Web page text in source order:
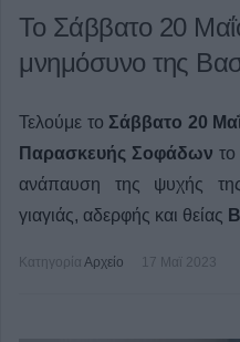
Το Σάββατο 20
μνημόσυνο της
Τελούμε το Σάββατο 20
Παρασκευής Σοφάδων το
ανάπαυση της ψυχής
γιαγιάς, αδερφής και θείας
Κατηγορία Αρχείο 17 Μαϊ 2023